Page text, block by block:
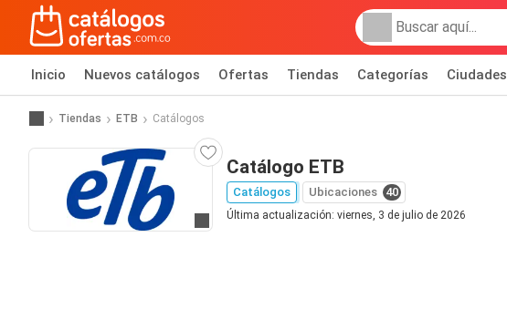
Inicio Nuevos catálogos Ofertas Tiendas Categorías Ciudades
Tiendas ETB Catálogos
Ir al sitio
Catálogo ETB
Catálogos Ubicaciones 40
Última actualización: viernes, 3 de julio de 2026